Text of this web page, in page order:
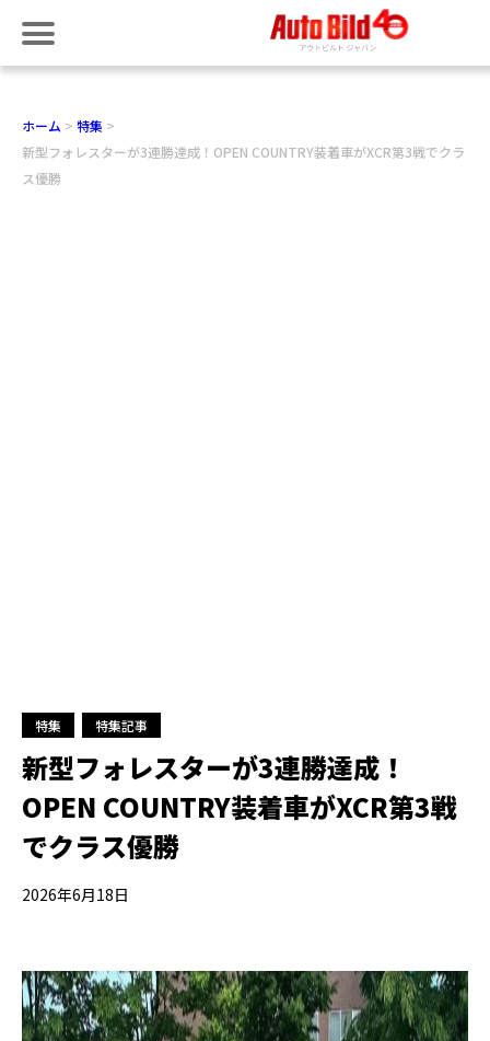
ホーム
特集
新型フォレスターが3連勝達成！OPEN COUNTRY装着車がXCR第3戦でクラ
ス優勝
特集 特集記事
新型フォレスターが3連勝達成！
OPEN COUNTRY装着車がXCR第3戦
でクラス優勝
2026年6月18日